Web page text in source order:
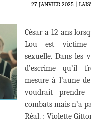
27 JANVIER 2025
César a 12 ans
Lou est victime
sexuelle. Dans les
d’escrime qu’il
mesure à l’aune
voudrait
combats mais n’a
Réal. : Violette